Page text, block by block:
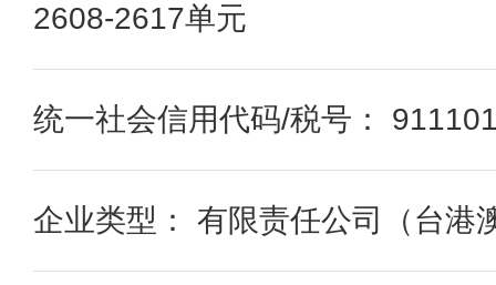
2608-2617单元
统一社会信用代码/税号：
企业类型： 有限责任公司（台港